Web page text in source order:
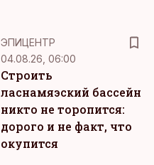
ЭПИЦЕНТР
04.08.26, 06:00
Строить
ласнамяэский бассейн
никто не торопится:
дорого и не факт, что
окупится